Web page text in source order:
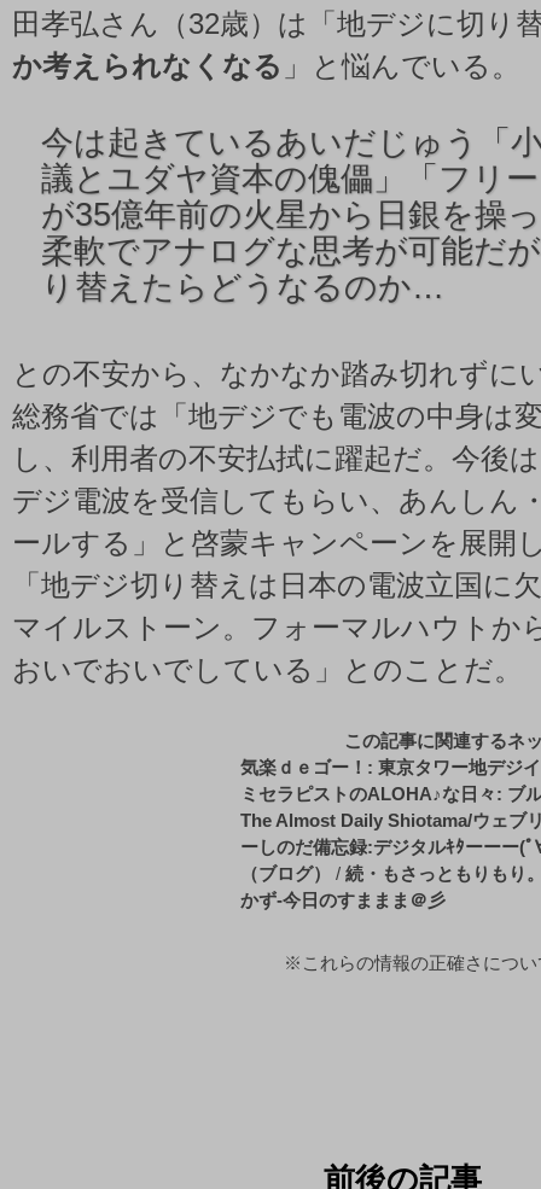
田孝弘さん（32歳）は「地デジに切り
か考えられなくなる 」と悩んでいる。
今は起きているあいだじゅう「
議とユダヤ資本の傀儡」「フリ
が35億年前の火星から日銀を操
柔軟でアナログな思考が可能だ
り替えたらどうなるのか…
との不安から、なかなか踏み切れずに
総務省では「地デジでも電波の中身は
し、利用者の不安払拭に躍起だ。今後
デジ電波を受信してもらい、あんしん
ールする」と啓蒙キャンペーンを展開
「地デジ切り替えは日本の電波立国に
マイルストーン。フォーマルハウトか
おいでおいでしている」とのことだ。
この記事に関連するネ
気楽ｄｅゴー！: 東京タワー地デジ
ミセラピストのALOHA♪な日々: ブ
The Almost Daily Shiotama/ウェブ
ーしのだ備忘録:デジタルｷﾀーーー(
（ブログ）
/ 続・もさっともりもり
かず-今日のすままま＠彡
※これらの情報の正確さにつ
前後の記事